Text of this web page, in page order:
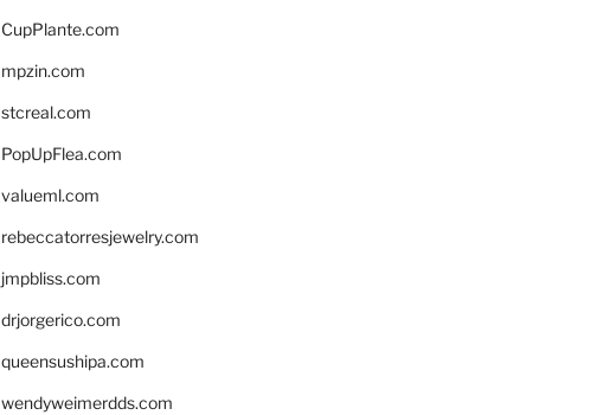
CupPlante.com
mpzin.com
stcreal.com
PopUpFlea.com
valueml.com
rebeccatorresjewelry.com
jmpbliss.com
drjorgerico.com
queensushipa.com
wendyweimerdds.com